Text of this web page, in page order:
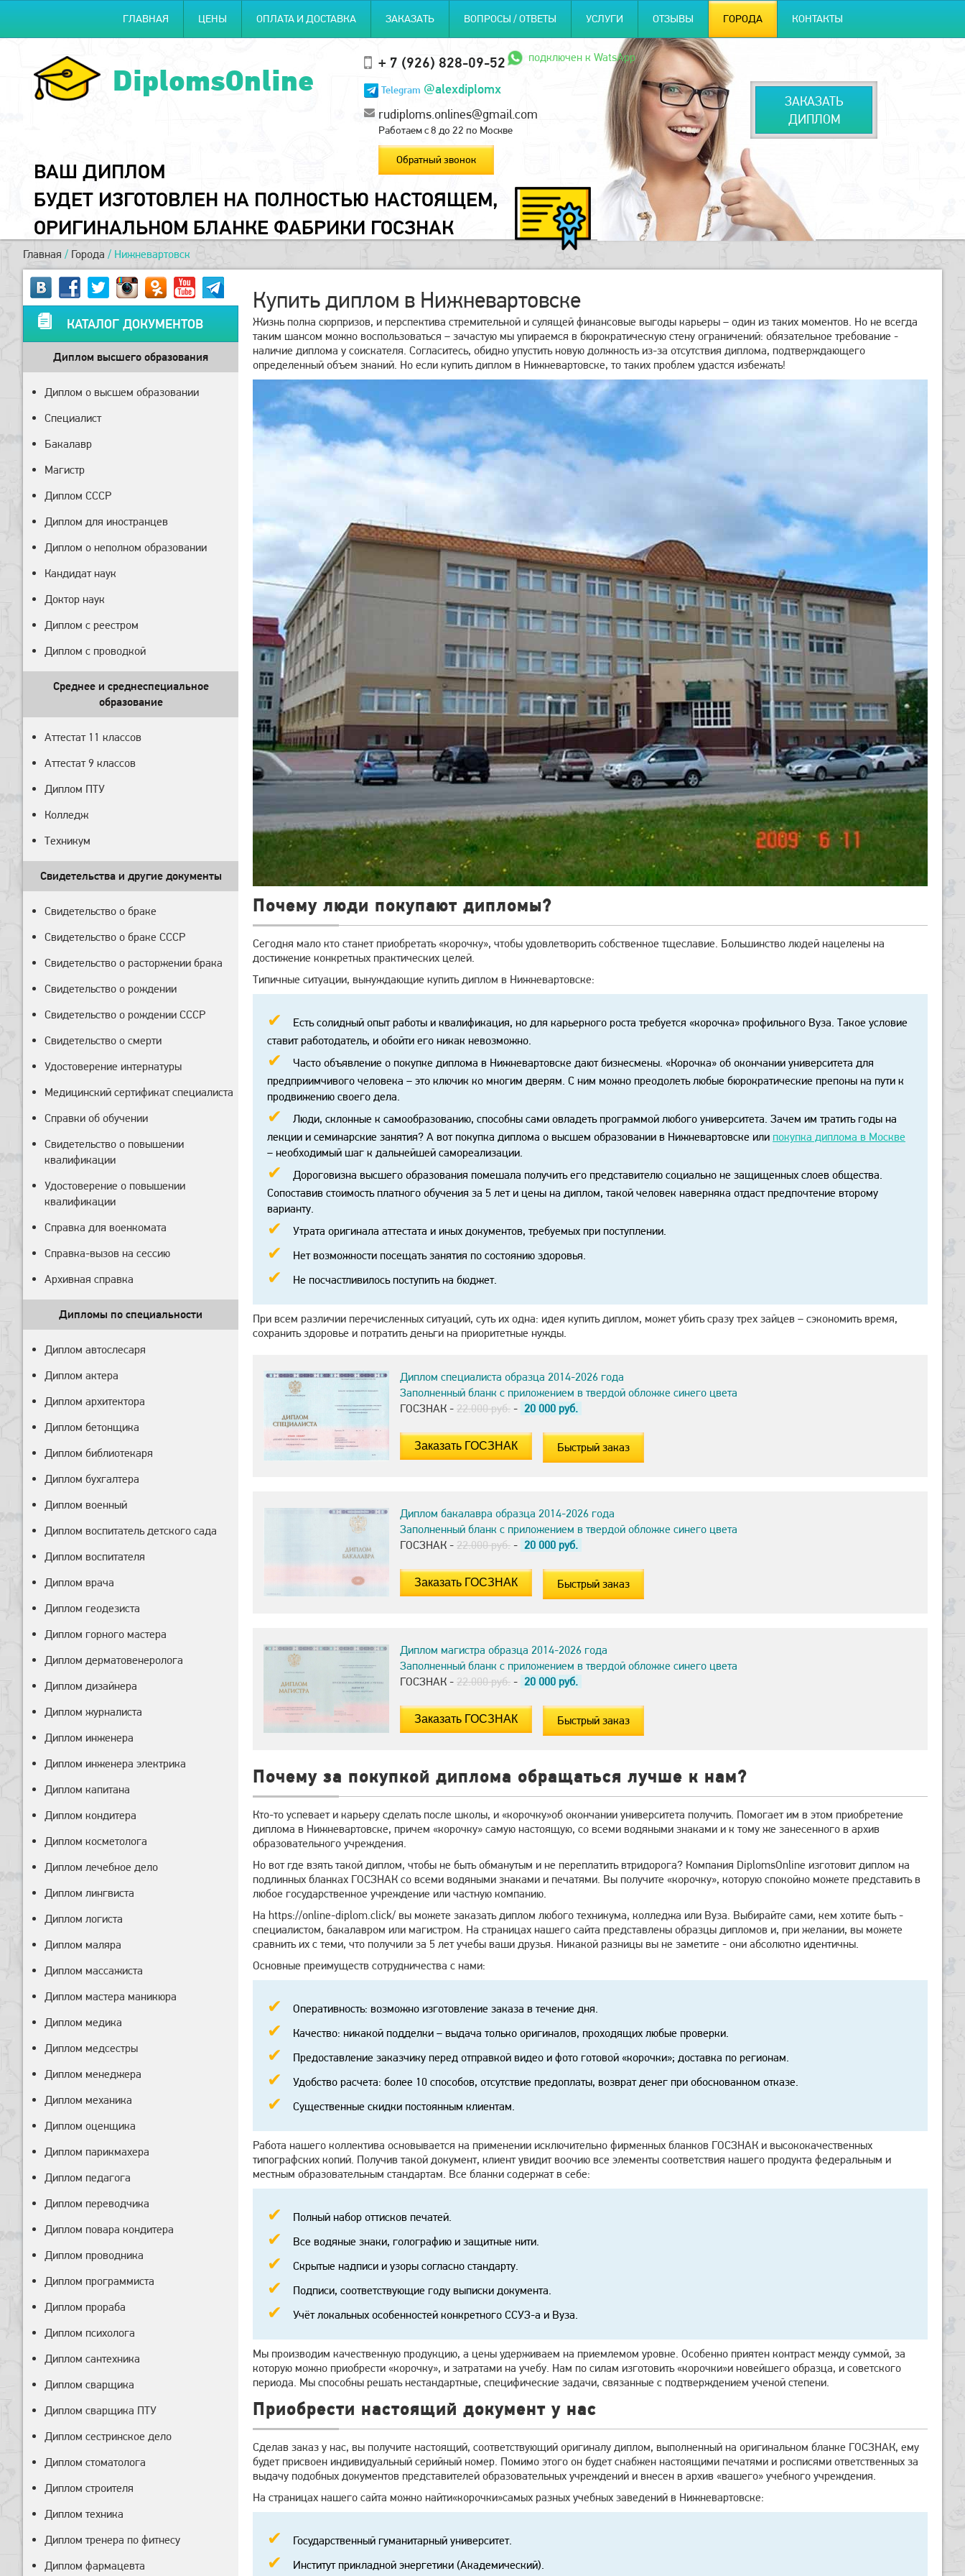
ГЛАВНАЯ ЦЕНЫ ОПЛАТА И ДОСТАВКА ЗАКАЗАТЬ ВОПРОСЫ / ОТВЕТЫ УСЛУГИ ОТЗЫВЫ ГОРОДА КОНТАКТЫ
DiplomsOnline + 7 (926) 828-09-52 подключен к WatsApp
Telegram @alexdiplomx
rudiploms.onlines@gmail.com
Работаем с 8 до 22 по Москве
Обратный звонок
ЗАКАЗАТЬ
ДИПЛОМ
ВАШ ДИПЛОМ
БУДЕТ ИЗГОТОВЛЕН НА ПОЛНОСТЬЮ НАСТОЯЩЕМ,
ОРИГИНАЛЬНОМ БЛАНКЕ ФАБРИКИ ГОСЗНАК
Главная / Города / Нижневартовск
Купить диплом в Нижневартовске
Жизнь полна сюрпризов, и перспектива стремительной и сулящей финансовые выгоды карьеры – один из таких моментов. Но не всегда
таким шансом можно воспользоваться – зачастую мы упираемся в бюрократическую стену ограничений: обязательное требование -
наличие диплома у соискателя. Согласитесь, обидно упустить новую должность из-за отсутствия диплома, подтверждающего
определенный объем знаний. Но если купить диплом в Нижневартовске, то таких проблем удастся избежать!
Почему люди покупают дипломы?
Сегодня мало кто станет приобретать «корочку», чтобы удовлетворить собственное тщеславие. Большинство людей нацелены на
достижение конкретных практических целей.
Типичные ситуации, вынуждающие купить диплом в Нижневартовске:
Есть солидный опыт работы и квалификация, но для карьерного роста требуется «корочка» профильного Вуза. Такое условие
ставит работодатель, и обойти его никак невозможно.
Часто объявление о покупке диплома в Нижневартовске дают бизнесмены. «Корочка» об окончании университета для
предприимчивого человека – это ключик ко многим дверям. С ним можно преодолеть любые бюрократические препоны на пути к
продвижению своего дела.
Люди, склонные к самообразованию, способны сами овладеть программой любого университета. Зачем им тратить годы на
лекции и семинарские занятия? А вот покупка диплома о высшем образовании в Нижневартовске или покупка диплома в Москве
– необходимый шаг к дальнейшей самореализации.
Дороговизна высшего образования помешала получить его представителю социально не защищенных слоев общества.
Сопоставив стоимость платного обучения за 5 лет и цены на диплом, такой человек наверняка отдаст предпочтение второму
варианту.
Утрата оригинала аттестата и иных документов, требуемых при поступлении.
Нет возможности посещать занятия по состоянию здоровья.
Не посчастливилось поступить на бюджет.
При всем различии перечисленных ситуаций, суть их одна: идея купить диплом, может убить сразу трех зайцев – сэкономить время,
сохранить здоровье и потратить деньги на приоритетные нужды.
Диплом специалиста образца 2014-2026 года
Заполненный бланк с приложением в твердой обложке синего цвета
ГОСЗНАК - 22.000 руб. - 20 000 руб.
Быстрый заказ
Диплом бакалавра образца 2014-2026 года
Заполненный бланк с приложением в твердой обложке синего цвета
ГОСЗНАК - 22.000 руб. - 20 000 руб.
Быстрый заказ
Диплом магистра образца 2014-2026 года
Заполненный бланк с приложением в твердой обложке синего цвета
ГОСЗНАК - 22.000 руб. - 20 000 руб.
Быстрый заказ
Почему за покупкой диплома обращаться лучше к нам?
Кто-то успевает и карьеру сделать после школы, и «корочку»об окончании университета получить. Помогает им в этом приобретение
диплома в Нижневартовске, причем «корочку» самую настоящую, со всеми водяными знаками и к тому же занесенного в архив
образовательного учреждения.
Но вот где взять такой диплом, чтобы не быть обманутым и не переплатить втридорога? Компания DiplomsOnline изготовит диплом на
подлинных бланках ГОСЗНАК со всеми водяными знаками и печатями. Вы получите «корочку», которую спокойно можете представить в
любое государственное учреждение или частную компанию.
На https://online-diplom.click/ вы можете заказать диплом любого техникума, колледжа или Вуза. Выбирайте сами, кем хотите быть -
специалистом, бакалавром или магистром. На страницах нашего сайта представлены образцы дипломов и, при желании, вы можете
сравнить их с теми, что получили за 5 лет учебы ваши друзья. Никакой разницы вы не заметите - они абсолютно идентичны.
Основные преимуществ сотрудничества с нами:
Оперативность: возможно изготовление заказа в течение дня.
Качество: никакой подделки – выдача только оригиналов, проходящих любые проверки.
Предоставление заказчику перед отправкой видео и фото готовой «корочки»; доставка по регионам.
Удобство расчета: более 10 способов, отсутствие предоплаты, возврат денег при обоснованном отказе.
Существенные скидки постоянным клиентам.
Работа нашего коллектива основывается на применении исключительно фирменных бланков ГОСЗНАК и высококачественных
типографских копий. Получив такой документ, клиент увидит воочию все элементы соответствия нашего продукта федеральным и
местным образовательным стандартам. Все бланки содержат в себе:
Полный набор оттисков печатей.
Все водяные знаки, голографию и защитные нити.
Скрытые надписи и узоры согласно стандарту.
Подписи, соответствующие году выписки документа.
Учёт локальных особенностей конкретного ССУЗ-а и Вуза.
Мы производим качественную продукцию, а цены удерживаем на приемлемом уровне. Особенно приятен контраст между суммой, за
которую можно приобрести «корочку», и затратами на учебу. Нам по силам изготовить «корочки»и новейшего образца, и советского
периода. Мы способны решать нестандартные, специфические задачи, связанные с подтверждением ученой степени.
Приобрести настоящий документ у нас
Сделав заказ у нас, вы получите настоящий, соответствующий оригиналу диплом, выполненный на оригинальном бланке ГОСЗНАК, ему
будет присвоен индивидуальный серийный номер. Помимо этого он будет снабжен настоящими печатями и росписями ответственных за
выдачу подобных документов представителей образовательных учреждений и внесен в архив «вашего» учебного учреждения.
На страницах нашего сайта можно найти«корочки»самых разных учебных заведений в Нижневартовске:
Государственный гуманитарный университет.
Институт прикладной энергетики (Академический).
КАТАЛОГ ДОКУМЕНТОВ
Диплом высшего образования
Диплом о высшем образовании
Специалист
Бакалавр
Магистр
Диплом СССР
Диплом для иностранцев
Диплом о неполном образовании
Кандидат наук
Доктор наук
Диплом с реестром
Диплом с проводкой
Среднее и среднеспециальное
образование
Аттестат 11 классов
Аттестат 9 классов
Диплом ПТУ
Колледж
Техникум
Свидетельства и другие документы
Свидетельство о браке
Свидетельство о браке СССР
Свидетельство о расторжении брака
Свидетельство о рождении
Свидетельство о рождении СССР
Свидетельство о смерти
Удостоверение интернатуры
Медицинский сертификат специалиста
Справки об обучении
Свидетельство о повышении
квалификации
Удостоверение о повышении
квалификации
Справка для военкомата
Справка-вызов на сессию
Архивная справка
Дипломы по специальности
Диплом автослесаря
Диплом актера
Диплом архитектора
Диплом бетонщика
Диплом библиотекаря
Диплом бухгалтера
Диплом военный
Диплом воспитатель детского сада
Диплом воспитателя
Диплом врача
Диплом геодезиста
Диплом горного мастера
Диплом дерматовенеролога
Диплом дизайнера
Диплом журналиста
Диплом инженера
Диплом инженера электрика
Диплом капитана
Диплом кондитера
Диплом косметолога
Диплом лечебное дело
Диплом лингвиста
Диплом логиста
Диплом маляра
Диплом массажиста
Диплом мастера маникюра
Диплом медика
Диплом медсестры
Диплом менеджера
Диплом механика
Диплом оценщика
Диплом парикмахера
Диплом педагога
Диплом переводчика
Диплом повара кондитера
Диплом проводника
Диплом программиста
Диплом прораба
Диплом психолога
Диплом сантехника
Диплом сварщика
Диплом сварщика ПТУ
Диплом сестринское дело
Диплом стоматолога
Диплом строителя
Диплом техника
Диплом тренера по фитнесу
Диплом фармацевта